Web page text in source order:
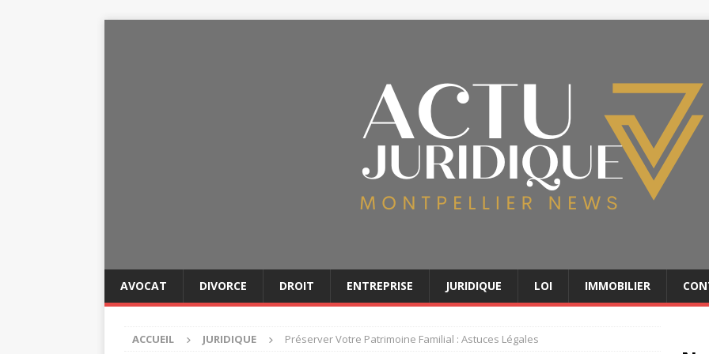
AVOCAT DIVORCE DROIT ENTREPRISE JURIDIQUE LOI IMMOBILIER
ACCUEIL JURIDIQUE Préserver Votre Patrimoine Familial : Astuces Légales